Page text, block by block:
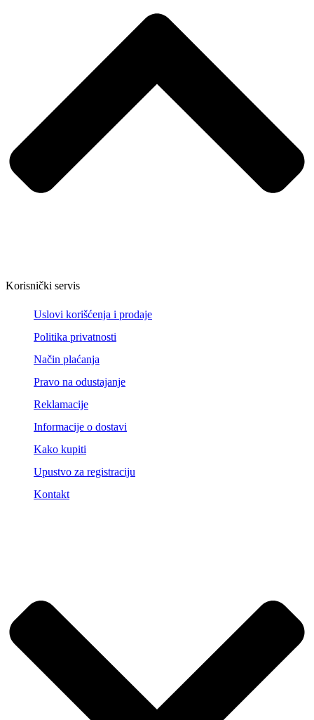
Korisnički servis
Uslovi korišćenja i prodaje
Politika privatnosti
Način plaćanja
Pravo na odustajanje
Reklamacije
Informacije o dostavi
Kako kupiti
Upustvo za registraciju
Kontakt